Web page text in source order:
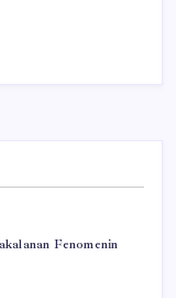
Fenomenin